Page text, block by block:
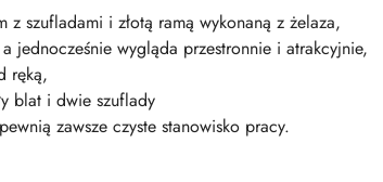
szufladami i złotą ramą wykonaną z żelaza,
jednocześnie wygląda przestronnie i atrakcyjnie,
ręką,
blat i dwie szuflady
zawsze czyste stanowisko pracy.